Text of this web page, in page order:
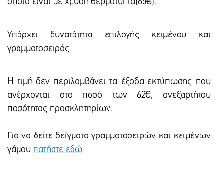
Υπάρxει δυνατότητα επιλογής κειμένου και
γραμματοσειράς.
Η τιμή δεν περιλαμβάνει τα έξοδα εκτύπωσης που
ανέρχονται στο ποσό των 62€, ανεξαρτήτου
ποσότητας προσκλητηρίων.
Για να δείτε δείγματα γραμματοσειρών και κειμένων
γάμου πατήστε εδώ